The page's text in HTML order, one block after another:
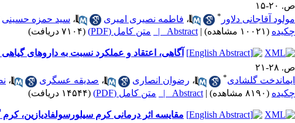
ص. ۲۰-۱۵
مولود آقاجانی دلاور * ، فاطمه نصیری امیری ، سید حمزه حسینی
چکیده (۱۰۰۲۱ مشاهده) |
Abstract | متن کامل (PDF) (۷۱۰۴ دریافت)
آگاهی، اعتقاد و عملکرد نسبت به داروهای
ص. ۲۸-۲۱
ایماندخت گلشادی* ، رضوان انصاری ، صدیقه عسگری ،
چکیده (۸۱۹۰ مشاهده) |
Abstract | متن کامل (PDF) (۱۴۵۴۴ دریافت)
‌‌مقایسه اثر درمانی کرم سیلورسولفادیازین،